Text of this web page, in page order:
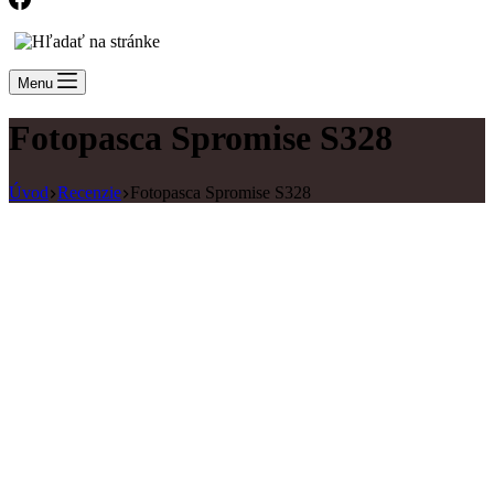
Menu
Fotopasca Spromise S328
Úvod Recenzie Fotopasca Spromise S328